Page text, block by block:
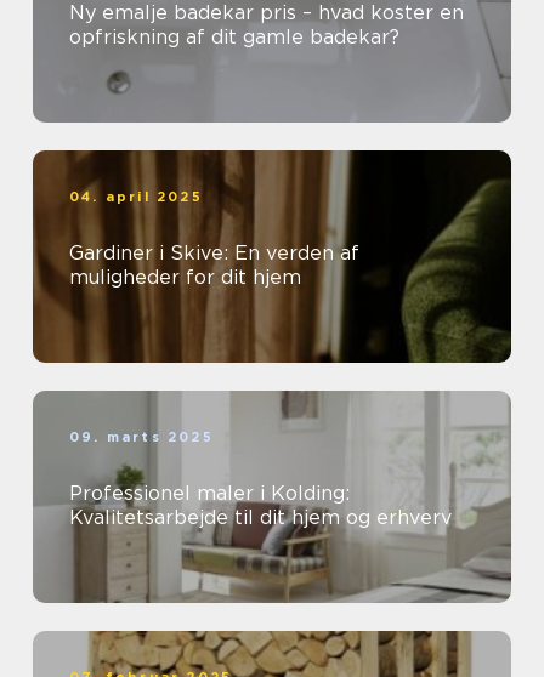
Ny emalje badekar pris – hvad koster en
opfriskning af dit gamle badekar?
04. april 2025
Gardiner i Skive: En verden af
muligheder for dit hjem
09. marts 2025
Professionel maler i Kolding:
Kvalitetsarbejde til dit hjem og erhverv